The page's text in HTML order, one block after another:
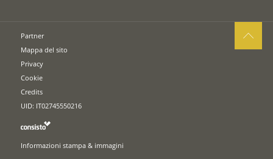
Partner
Mappa del sito
Privacy
Cookie
Credits
UID: IT02745550216
Informazioni stampa & immagini